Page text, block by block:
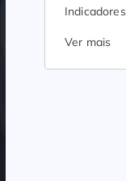
Indicadores
Ver mais